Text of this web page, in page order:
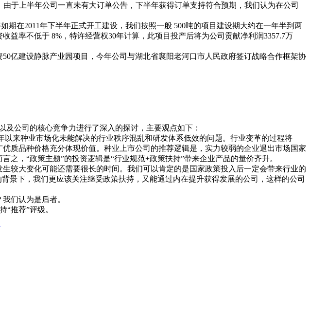
于上半年公司一直未有大订单公告，下半年获得订单支持符合预期，我们认为在公司
在2011年下半年正式开工建设，我们按照一般 500吨的项目建设期大约在一年半到两
益率不低于 8%，特许经营权30年计算，此项目投产后将为公司贡献净利润3357.7万
建设静脉产业园项目，今年公司与湖北省襄阳老河口市人民政府签订战略合作框架协
及公司的核心竞争力进行了深入的探讨，主要观点如下：
来种业市场化未能解决的行业秩序混乱和研发体系低效的问题。行业变革的过程将
质品种价格充分体现价值。种业上市公司的推荐逻辑是，实力较弱的企业退出市场国家
，“政策主题”的投资逻辑是“行业规范+政策扶持”带来企业产品的量价齐升。
大变化可能还需要很长的时间。我们可以肯定的是国家政策投入后一定会带来行业的
景下，我们更应该关注继受政策扶持，又能通过内在提升获得发展的公司，这样的公司
们认为是后者。
推荐”评级。